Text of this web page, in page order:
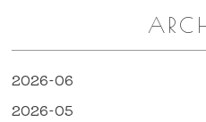
2026-06
2026-05